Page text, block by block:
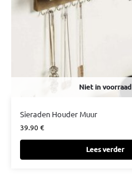
Niet in voorraad
Sieraden Houder Muur
39.90€
Lees verder